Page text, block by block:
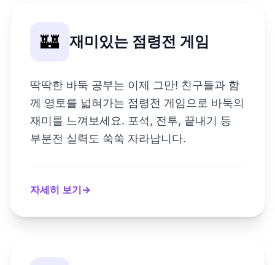
🏰 재미있는 점령전 게임
딱딱한 바둑 공부는 이제 그만! 친구들과 함
께 영토를 넓혀가는 점령전 게임으로 바둑의
재미를 느껴보세요. 포석, 전투, 끝내기 등
부분전 실력도 쑥쑥 자라납니다.
자세히 보기 →